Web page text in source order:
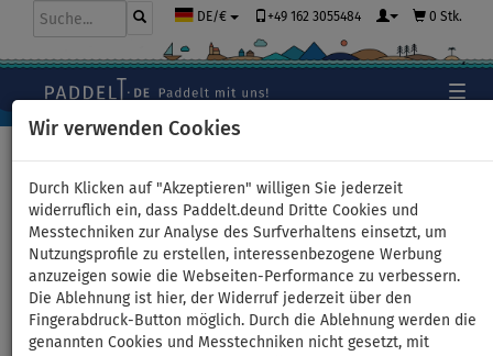
Wir verwenden Cookies
Durch Klicken auf "Akzeptieren" willigen Sie jederzeit
widerruflich ein, dass Paddelt.deund Dritte Cookies und
Messtechniken zur Analyse des Surfverhaltens einsetzt, um
Nutzungsprofile zu erstellen, interessenbezogene Werbung
anzuzeigen sowie die Webseiten-Performance zu verbessern.
Die Ablehnung ist hier, der Widerruf jederzeit über den
Fingerabdruck-Button möglich. Durch die Ablehnung werden die
genannten Cookies und Messtechniken nicht gesetzt, mit
DE/€ +49 162 3055484 0 Stk.
Schlauchboot GLADIATOR
LIGHT AK300WF green mit
Lattenboden - Set: mit